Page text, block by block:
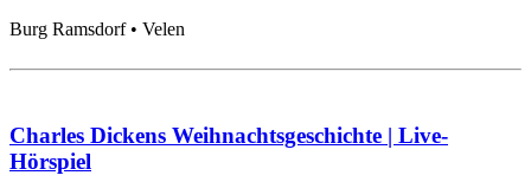
Burg Ramsdorf • Velen
Charles Dickens Weihnachtsgeschichte | Live-
Hörspiel